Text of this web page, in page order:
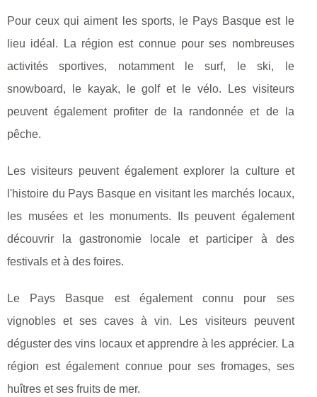
Pour ceux qui aiment les sports, le Pays Basque est le
lieu idéal. La région est connue pour ses nombreuses
activités sportives, notamment le surf, le ski, le
snowboard, le kayak, le golf et le vélo. Les visiteurs
peuvent également profiter de la randonnée et de la
pêche.
Les visiteurs peuvent également explorer la culture et
l'histoire du Pays Basque en visitant les marchés locaux,
les musées et les monuments. Ils peuvent également
découvrir la gastronomie locale et participer à des
festivals et à des foires.
Le Pays Basque est également connu pour ses
vignobles et ses caves à vin. Les visiteurs peuvent
déguster des vins locaux et apprendre à les apprécier. La
région est également connue pour ses fromages, ses
huîtres et ses fruits de mer.